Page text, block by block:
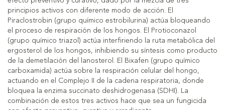
principios activos con diferente modo de acción. El
Piraclostrobin (grupo químico estrobilurina) actúa bloqueando
el proceso de respiración de los hongos. El Protioconazol
(grupo químico triazol) actúa interfiriendo la ruta metabólica del
ergosterol de los hongos, inhibiendo su síntesis como producto
de la demetilación del lanosterol. El Bixafen (grupo químico
carboxamida) actúa sobre la respiración celular del hongo,
actuando en el Complejo II de la cadena respiratoria, donde
bloquea la enzima succinato deshidrogenasa (SDHI). La
combinación de estos tres activos hace que sea un fungicida